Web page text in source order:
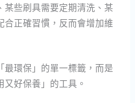
某些刷具需要定期清洗、某
合正確習慣，反而會增加維
最環保」的單一標籤，而是
好保養」的工具。